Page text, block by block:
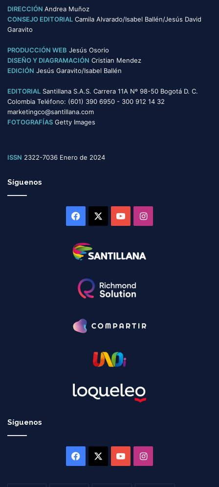
o
r
s
DIRECCIÓN Andrea Muñoz
CONSEJO EDITORIAL Camila Alvarado/Isabel Ballén/Jesús David
Garavito
PRODUCCIÓN WEB Jesús Osorio
DISEÑO Y DIAGRAMACIÓN Cristian Mendez
EDICIÓN Jesús Garavito/Isabel Ballén
EDITORIAL Santillana S.A.S. Carrera 11A Nº 98-50 Bogotá D. C.
Colombia Teléfono: (601) 390 6950 - 300 912 14 32
marketingco@santillana.com
FOTOGRAFÍAS Getty Images
ISSN 2322-7036 Enero de 2024
Síguenos
Facebook YouTubeInstagram
Síguenos
Facebook YouTubeInstagram